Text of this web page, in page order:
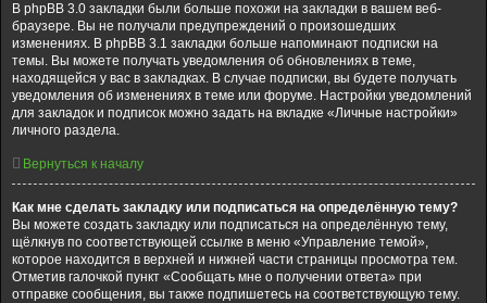
В phpBB 3.0 закладки были больше похожи на закладки в вашем веб-
браузере. Вы не получали предупреждений о произошедших
изменениях. В phpBB 3.1 закладки больше напоминают подписки на
темы. Вы можете получать уведомления об обновлениях в теме,
находящейся у вас в закладках. В случае подписки, вы будете получать
уведомления об изменениях в теме или форуме. Настройки уведомлений
для закладок и подписок можно задать на вкладке «Личные настройки»
личного раздела.
Вернуться к началу
Как мне сделать закладку или подписаться на определённую тему?
Вы можете создать закладку или подписаться на определённую тему,
щёлкнув по соответствующей ссылке в меню «Управление темой»,
которое находится в верхней и нижней части страницы просмотра тем.
Отметив галочкой пункт «Сообщать мне о получении ответа» при
отправке сообщения, вы также подпишетесь на соответствующую тему.